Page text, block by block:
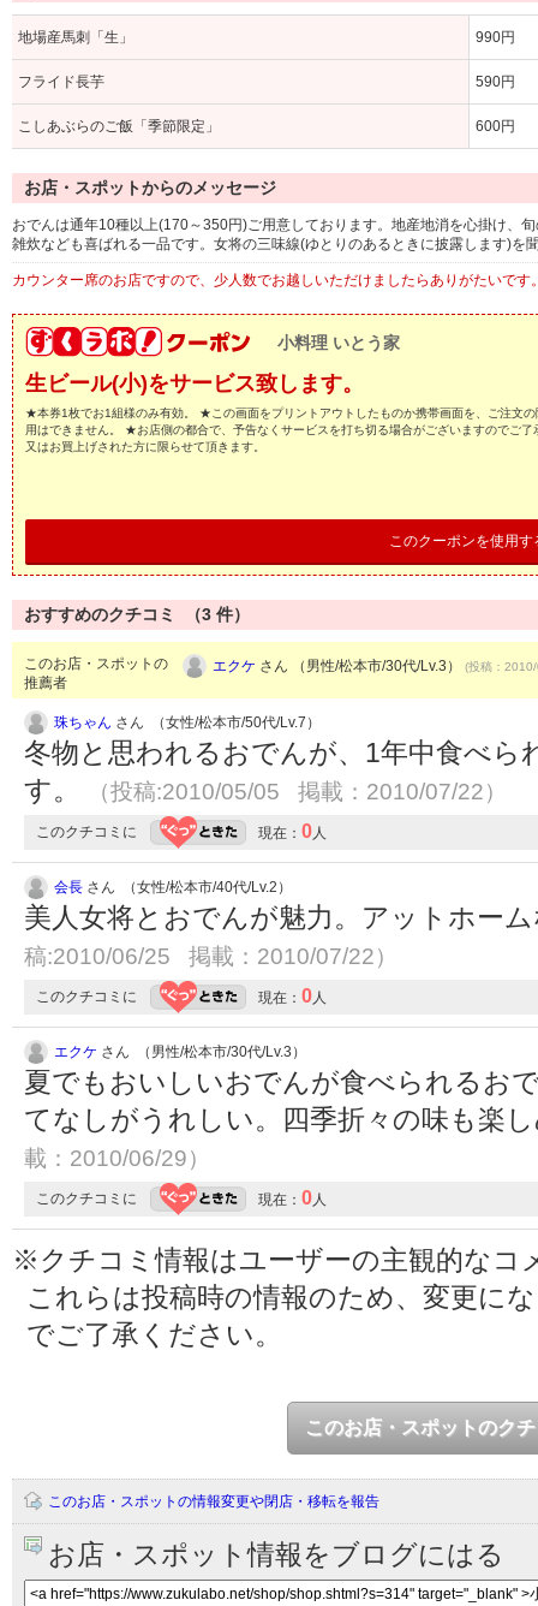
地場産馬刺「生」 990円
フライド長芋 590円
こしあぶらのご飯「季節限定」 600円
お店・スポットからのメッセージ
おでんは通年10種以上(170～350円)ご用意しております。地産地消を心掛け、
雑炊なども喜ばれる一品です。女将の三味線(ゆとりのあるときに披露します)を
カウンター席のお店ですので、少人数でお越しいただけましたらありがたいです
小料理 いとう家
生ビール(小)をサービス致します。
★本券1枚でお1組様のみ有効。 ★この画面をプリントアウトしたものか携帯画面を、ご注文
用はできません。 ★お店側の都合で、予告なくサービスを打ち切る場合がございますのでご
又はお買上げされた方に限らせて頂きます。
このクーポンを使用す
おすすめのクチコミ （3 件）
このお店・スポットの
推薦者
エクケ さん （男性/松本市/30代/Lv.3） (投稿：
珠ちゃん さん （女性/松本市/50代/Lv.7）
冬物と思われるおでんが、1年中食べら
す。
（投稿:2010/05/05 掲載：2010/07/22）
このクチコミに 現在： 0人
会長 さん （女性/松本市/40代/Lv.2）
美人女将とおでんが魅力。アットホー
稿:2010/06/25 掲載：2010/07/22）
このクチコミに 現在： 0人
エクケ さん （男性/松本市/30代/Lv.3）
夏でもおいしいおでんが食べられるお
てなしがうれしい。四季折々の味も楽
載：2010/06/29）
このクチコミに 現在： 0人
※クチコミ情報はユーザーの主観的なコ
これらは投稿時の情報のため、変更に
でご了承ください。
このお店・スポットのク
このお店・スポットの情報変更や閉店・移転を報告
お店・スポット情報をブログにはる